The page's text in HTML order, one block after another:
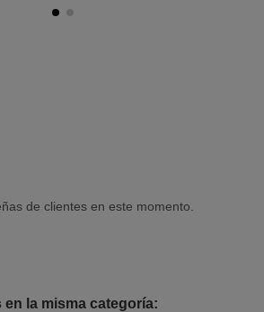
de clientes en este momento.
la misma categoría: